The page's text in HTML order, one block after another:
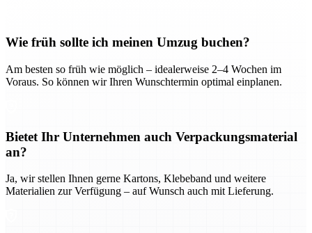
Wie früh sollte ich meinen Umzug buchen?
Am besten so früh wie möglich – idealerweise 2–4 Wochen im
Voraus. So können wir Ihren Wunschtermin optimal einplanen.
Bietet Ihr Unternehmen auch Verpackungsmaterial
an?
Ja, wir stellen Ihnen gerne Kartons, Klebeband und weitere
Materialien zur Verfügung – auf Wunsch auch mit Lieferung.